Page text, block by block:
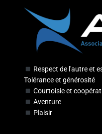
Respect de l'autre et
Tolérance et générosité
Courtoisie et
Aventure
Plaisir